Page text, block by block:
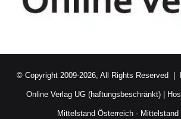
© Copyright 2009-2026, All Rights Reserved |
Online Verlag UG (haftungsbeschränkt)|
Mittelstand Österreich- Mittelstand